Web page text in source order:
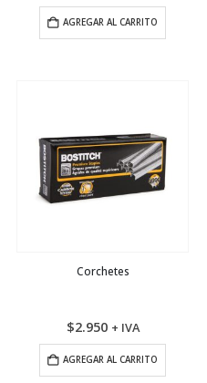
AGREGAR AL CARRITO
Corchetes
$2.950 + IVA
AGREGAR AL CARRITO